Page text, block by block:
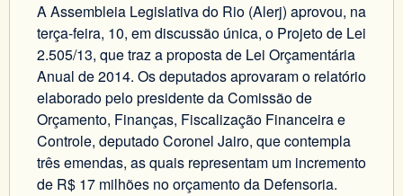
A Assembleia Legislativa do Rio (Alerj) aprovou, na
terça-feira, 10, em discussão única, o Projeto de Lei
2.505/13, que traz a proposta de Lei Orçamentária
Anual de 2014. Os deputados aprovaram o relatório
elaborado pelo presidente da Comissão de
Orçamento, Finanças, Fiscalização Financeira e
Controle, deputado Coronel Jairo, que contempla
três emendas, as quais representam um incremento
de R$ 17 milhões no orçamento da Defensoria.